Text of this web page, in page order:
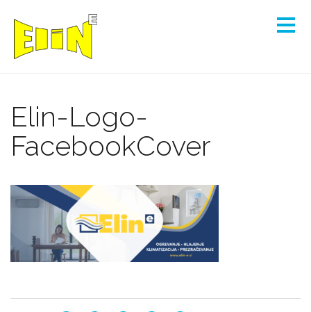
Elin-Logo-
FacebookCover